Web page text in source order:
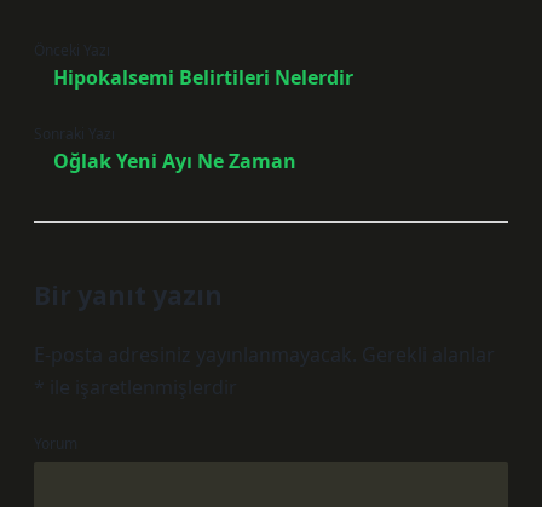
Önceki Yazı
Hipokalsemi Belirtileri Nelerdir
Sonraki Yazı
Oğlak Yeni Ayı Ne Zaman
Bir yanıt yazın
E-posta adresiniz yayınlanmayacak. Gerekli alanlar
*
ile işaretlenmişlerdir
Yorum